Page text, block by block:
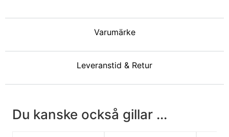
Varumärke
Leveranstid & Retur
Du kanske också gillar ...